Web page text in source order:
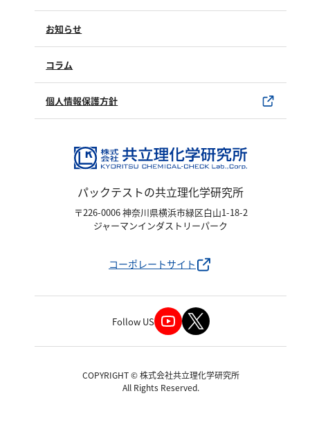
製品のご購入について
SDSについて
水銀使用製品について
該非判定書について
試薬サンプル
製品カタログ
お知らせ
コラム
個人情報保護方針
パックテストの共立理化学研究所
〒226-0006 神奈川県横浜市緑区白山1-18-2
ジャーマンインダストリーパーク
コーポレートサイト
Follow US
COPYRIGHT © 株式会社共立理化学研究所
All Rights Reserved.
遊離残留塩素
総残留塩素
硫黄
硫化物（硫化水素）
亜硫酸
アンモニウム
りん酸